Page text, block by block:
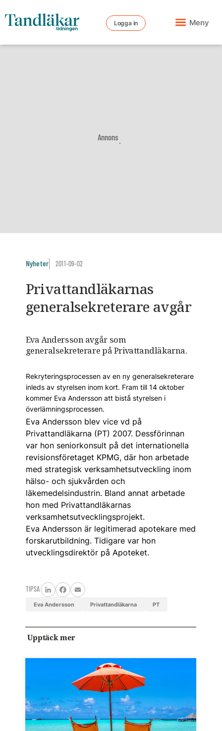
Logga in Meny
Annons
Nyheter 2011-09-02
Privattandläkarnas
generalsekreterare avgår
Eva Andersson avgår som
generalsekreterare på Privattandläkarna.
Rekryteringsprocessen av en ny generalsekreterare
inleds av styrelsen inom kort. Fram till 14 oktober
kommer Eva Andersson att bistå styrelsen i
överlämningsprocessen.
Eva Andersson blev vice vd på
Privattandläkarna (PT) 2007. Dessförinnan
var hon seniorkonsult på det internationella
revisionsföretaget KPMG, där hon arbetade
med strategisk verksamhetsutveckling inom
hälso- och sjukvården och
läkemedelsindustrin. Bland annat arbetade
hon med Privattandläkarnas
verksamhetsutvecklingsprojekt.
Eva Andersson är legitimerad apotekare med
forskarutbildning. Tidigare var hon
utvecklingsdirektör på Apoteket.
TIPSA
LinkedInFacebook
Email
Eva Andersson Privattandläkarna PT
Upptäck mer